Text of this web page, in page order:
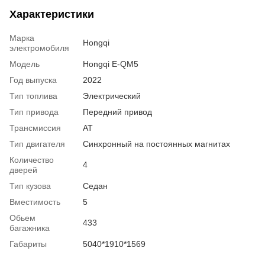
Характеристики
Марка
электромобиля
Hongqi
Модель
Hongqi E-QM5
Год выпуска
2022
Тип топлива
Электрический
Тип привода
Передний привод
Трансмиссия
AT
Тип двигателя
Синхронный на постоянных магнитах
Количество
дверей
4
Тип кузова
Седан
Вместимость
5
Обьем
багажника
433
Габариты
5040*1910*1569